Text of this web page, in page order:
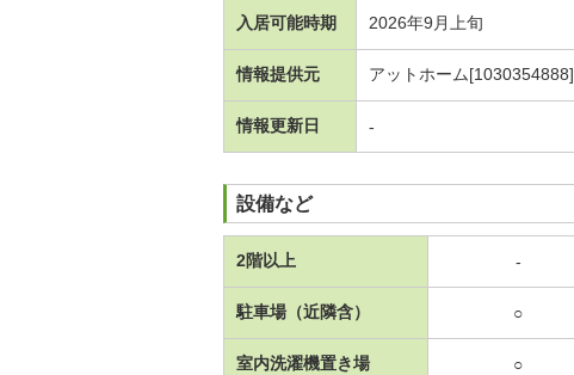
入居可能時期 2026年9月上旬
情報提供元 アットホーム[1030354888]
情報更新日 -
設備など
2階以上 -
駐車場（近隣含） ○
室内洗濯機置き場 ○